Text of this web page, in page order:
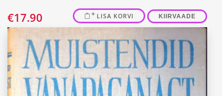
€17.90 LISA KORVI KIIRVAADE